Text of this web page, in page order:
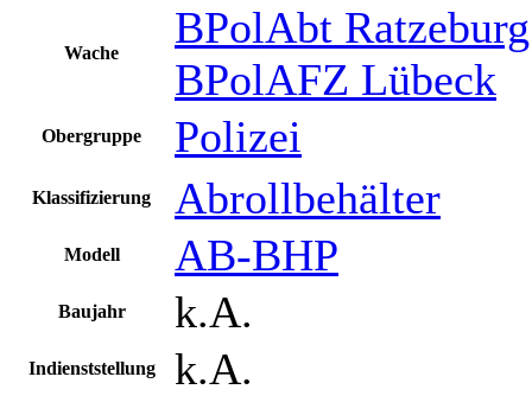
Wache
BPolAbt
BPolAFZ Lübeck
Obergruppe Polizei
Klassifizierung Abrollbehälter
Modell AB-BHP
Baujahr k.A.
Indienststellung k.A.